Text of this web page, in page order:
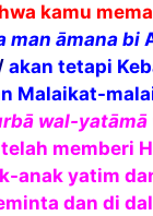
kamu
manāmana bi
akan tetapi
Malaikat-
ā wal-yatāmā
memberi
anak yatim
dan di